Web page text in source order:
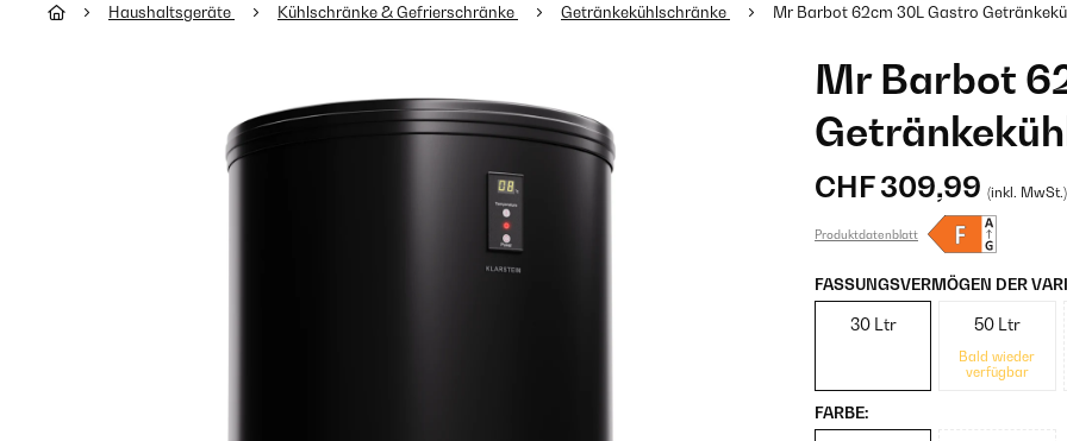
Haushaltsgeräte Kühlschränke & Gefrierschränke Getränkekühlschränke Mr Barbot 62cm 30L Gastro
Mr Barbot
CHF 309,99 (inkl. MwSt.)
Produktdatenblatt
FASSUNGSVERMÖGEN DER
30 Ltr 50 Ltr
Bald wieder
verfügbar
FARBE: